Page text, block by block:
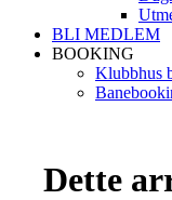
BLI MEDLEM
BOOKING
Klubbhus
Dette